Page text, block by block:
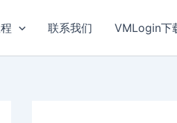
联系我们 VMLogin下